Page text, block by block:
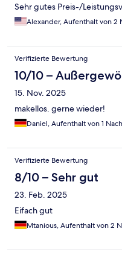
Sehr gutes Preis-/
Alexander, Aufenthalt von 2
Verifizierte Bewertung
10/10 –
15. Nov. 2025
makellos. gerne wieder!
Daniel, Aufenthalt von 1
Verifizierte Bewertung
8/10 – Sehr gut
23. Feb. 2025
Eifach gut
Mtanious, Aufenthalt von 2